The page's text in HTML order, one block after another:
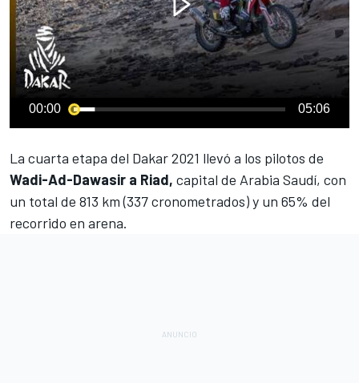
00:00 05:06
La cuarta etapa del Dakar 2021 llevó a los pilotos de
Wadi-Ad-Dawasir a Riad, capital de Arabia Saudí, con
un total de 813 km (337 cronometrados) y un 65% del
recorrido en arena.